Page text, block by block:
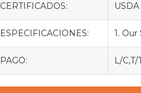
CERTIFICADOS:
ESPECIFICACIONES: 1.
PAGO: L/